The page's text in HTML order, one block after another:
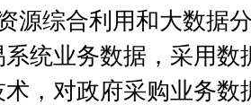
源综合利用和大数据
统业务数据，采用数
，对政府采购业务数